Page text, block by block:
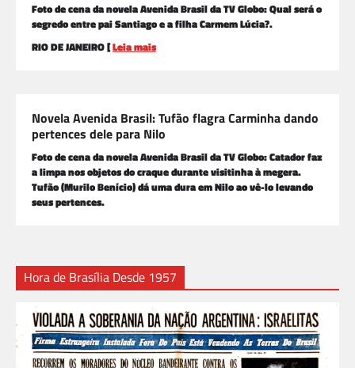
Foto de cena da novela Avenida Brasil da TV Globo: Qual será o
segredo entre pai Santiago e a filha Carmem Lúcia?.
RIO DE JANEIRO [Leia mais
Novela Avenida Brasil: Tufão flagra Carminha dando
pertences dele para Nilo
Foto de cena da novela Avenida Brasil da TV Globo: Catador faz
a limpa nos objetos do craque durante visitinha à megera.
Tufão (Murilo Benício) dá uma dura em Nilo ao vê-lo levando
seus pertences.
Hora de Brasília Desde 1957